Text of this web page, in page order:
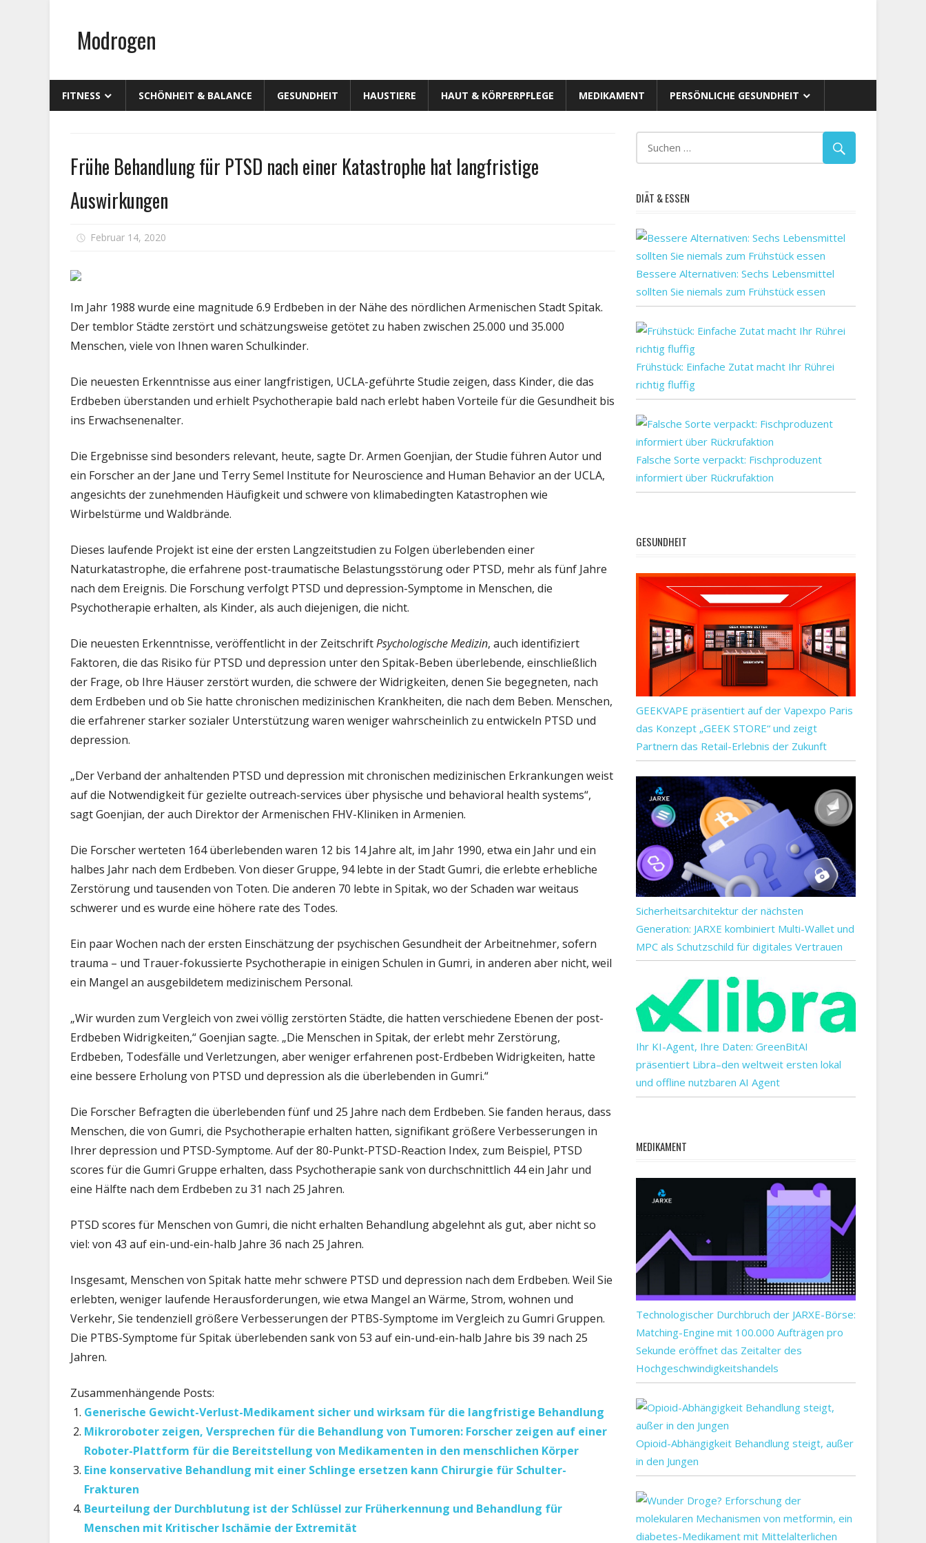
springenModrogen
FITNESS SCHÖNHEIT & BALANCE GESUNDHEIT HAUSTIERE HAUT & KÖRPERPFLEGE MEDIKAMENT PERSÖNLICHE GESUNDHEIT
Frühe Behandlung für PTSD nach einer Katastrophe hat langfristige
Auswirkungen
Februar 14, 2020
PTSD
nach
Katastrophe
langfristige
Auswirkungen
Im Jahr 1988 wurde eine magnitude 6.9 Erdbeben in der Nähe des nördlichen Armenischen Stadt Spitak.
Der temblor Städte zerstört und schätzungsweise getötet zu haben zwischen 25.000 und 35.000
Menschen, viele von Ihnen waren Schulkinder.
Die neuesten Erkenntnisse aus einer langfristigen, UCLA-geführte Studie zeigen, dass Kinder, die das
Erdbeben überstanden und erhielt Psychotherapie bald nach erlebt haben Vorteile für die Gesundheit bis
ins Erwachsenenalter.
Die Ergebnisse sind besonders relevant, heute, sagte Dr. Armen Goenjian, der Studie führen Autor und
ein Forscher an der Jane und Terry Semel Institute for Neuroscience and Human Behavior an der UCLA,
angesichts der zunehmenden Häufigkeit und schwere von klimabedingten Katastrophen wie
Wirbelstürme und Waldbrände.
Dieses laufende Projekt ist eine der ersten Langzeitstudien zu Folgen überlebenden einer
Naturkatastrophe, die erfahrene post-traumatische Belastungsstörung oder PTSD, mehr als fünf Jahre
nach dem Ereignis. Die Forschung verfolgt PTSD und depression-Symptome in Menschen, die
Psychotherapie erhalten, als Kinder, als auch diejenigen, die nicht.
Die neuesten Erkenntnisse, veröffentlicht in der ZeitschriftPsychologische Medizin, auch identifiziert
Faktoren, die das Risiko für PTSD und depression unter den Spitak-Beben überlebende, einschließlich
der Frage, ob Ihre Häuser zerstört wurden, die schwere der Widrigkeiten, denen Sie begegneten, nach
dem Erdbeben und ob Sie hatte chronischen medizinischen Krankheiten, die nach dem Beben. Menschen,
die erfahrener starker sozialer Unterstützung waren weniger wahrscheinlich zu entwickeln PTSD und
depression.
„Der Verband der anhaltenden PTSD und depression mit chronischen medizinischen Erkrankungen weist
auf die Notwendigkeit für gezielte outreach-services über physische und behavioral health systems“,
sagt Goenjian, der auch Direktor der Armenischen FHV-Kliniken in Armenien.
Die Forscher werteten 164 überlebenden waren 12 bis 14 Jahre alt, im Jahr 1990, etwa ein Jahr und ein
halbes Jahr nach dem Erdbeben. Von dieser Gruppe, 94 lebte in der Stadt Gumri, die erlebte erhebliche
Zerstörung und tausenden von Toten. Die anderen 70 lebte in Spitak, wo der Schaden war weitaus
schwerer und es wurde eine höhere rate des Todes.
Ein paar Wochen nach der ersten Einschätzung der psychischen Gesundheit der Arbeitnehmer, sofern
trauma – und Trauer-fokussierte Psychotherapie in einigen Schulen in Gumri, in anderen aber nicht, weil
ein Mangel an ausgebildetem medizinischem Personal.
„Wir wurden zum Vergleich von zwei völlig zerstörten Städte, die hatten verschiedene Ebenen der post-
Erdbeben Widrigkeiten,“ Goenjian sagte. „Die Menschen in Spitak, der erlebt mehr Zerstörung,
Erdbeben, Todesfälle und Verletzungen, aber weniger erfahrenen post-Erdbeben Widrigkeiten, hatte
eine bessere Erholung von PTSD und depression als die überlebenden in Gumri.“
Die Forscher Befragten die überlebenden fünf und 25 Jahre nach dem Erdbeben. Sie fanden heraus, dass
Menschen, die von Gumri, die Psychotherapie erhalten hatten, signifikant größere Verbesserungen in
Ihrer depression und PTSD-Symptome. Auf der 80-Punkt-PTSD-Reaction Index, zum Beispiel, PTSD
scores für die Gumri Gruppe erhalten, dass Psychotherapie sank von durchschnittlich 44 ein Jahr und
eine Hälfte nach dem Erdbeben zu 31 nach 25 Jahren.
PTSD scores für Menschen von Gumri, die nicht erhalten Behandlung abgelehnt als gut, aber nicht so
viel: von 43 auf ein-und-ein-halb Jahre 36 nach 25 Jahren.
Insgesamt, Menschen von Spitak hatte mehr schwere PTSD und depression nach dem Erdbeben. Weil Sie
erlebten, weniger laufende Herausforderungen, wie etwa Mangel an Wärme, Strom, wohnen und
Verkehr, Sie tendenziell größere Verbesserungen der PTBS-Symptome im Vergleich zu Gumri Gruppen.
Die PTBS-Symptome für Spitak überlebenden sank von 53 auf ein-und-ein-halb Jahre bis 39 nach 25
Jahren.
Zusammenhängende Posts:
Generische Gewicht-Verlust-Medikament sicher und wirksam für die langfristige Behandlung
Mikroroboter zeigen, Versprechen für die Behandlung von Tumoren: Forscher zeigen auf einer
Roboter-Plattform für die Bereitstellung von Medikamenten in den menschlichen Körper
Eine konservative Behandlung mit einer Schlinge ersetzen kann Chirurgie für Schulter-
Frakturen
Beurteilung der Durchblutung ist der Schlüssel zur Früherkennung und Behandlung für
Menschen mit Kritischer Ischämie der Extremität
DIÄT & ESSEN
Bessere Alternativen: Sechs Lebensmittel
sollten Sie niemals zum Frühstück essen
Frühstück: Einfache Zutat macht Ihr Rührei
richtig fluffig
Falsche Sorte verpackt: Fischproduzent
informiert über Rückrufaktion
GESUNDHEIT
GEEKVAPE präsentiert auf der Vapexpo Paris
das Konzept „GEEK STORE“ und zeigt
Partnern das Retail-Erlebnis der Zukunft
Sicherheitsarchitektur der nächsten
Generation: JARXE kombiniert Multi-Wallet und
MPC als Schutzschild für digitales Vertrauen
Ihr KI-Agent, Ihre Daten: GreenBitAI
präsentiert Libra–den weltweit ersten lokal
und offline nutzbaren AI Agent
MEDIKAMENT
Technologischer Durchbruch der JARXE-Börse:
Matching-Engine mit 100.000 Aufträgen pro
Sekunde eröffnet das Zeitalter des
Hochgeschwindigkeitshandels
Opioid-Abhängigkeit Behandlung steigt, außer
in den Jungen